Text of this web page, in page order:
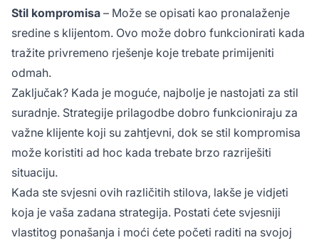
Stil kompromisa – Može se opisati kao pronalaženje
sredine s klijentom. Ovo može dobro funkcionirati kada
tražite privremeno rješenje koje trebate primijeniti
odmah.
Zaključak? Kada je moguće, najbolje je nastojati za stil
suradnje. Strategije prilagodbe dobro funkcioniraju za
važne klijente koji su zahtjevni, dok se stil kompromisa
može koristiti ad hoc kada trebate brzo razriješiti
situaciju.
Kada ste svjesni ovih različitih stilova, lakše je vidjeti
koja je vaša zadana strategija. Postati ćete svjesniji
vlastitog ponašanja i moći ćete početi raditi na svojoj